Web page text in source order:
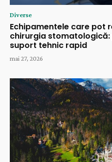
Diverse
Echipamentele care pot
chirurgia
suport tehnic rapid
mai 27, 2026